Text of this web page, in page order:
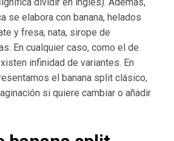
se elabora con banana, helados
y fresa, nata, sirope de
En cualquier caso, como el de
infinidad de variantes. En
el banana split clásico,
si quiere cambiar o añadir